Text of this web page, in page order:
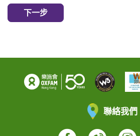
下一步
聯絡我們